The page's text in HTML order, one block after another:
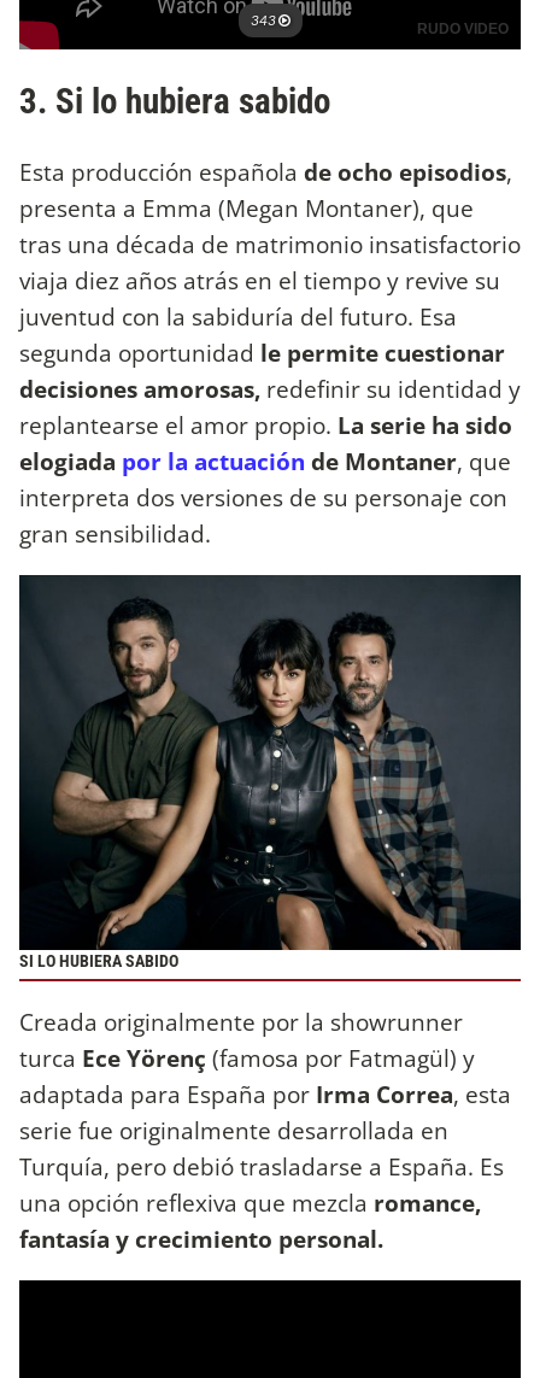
3. Si lo hubiera sabido
Esta producción española de ocho episodios,
presenta a Emma (Megan Montaner), que
tras una década de matrimonio insatisfactorio
viaja diez años atrás en el tiempo y revive su
juventud con la sabiduría del futuro. Esa
segunda oportunidad le permite cuestionar
decisiones amorosas, redefinir su identidad y
replantearse el amor propio. La serie ha sido
elogiada por la actuación de Montaner, que
interpreta dos versiones de su personaje con
gran sensibilidad.
SI LO HUBIERA SABIDO
Creada originalmente por la showrunner
turca Ece Yörenç (famosa por Fatmagül) y
adaptada para España por Irma Correa, esta
serie fue originalmente desarrollada en
Turquía, pero debió trasladarse a España. Es
una opción reflexiva que mezcla romance,
fantasía y crecimiento personal.